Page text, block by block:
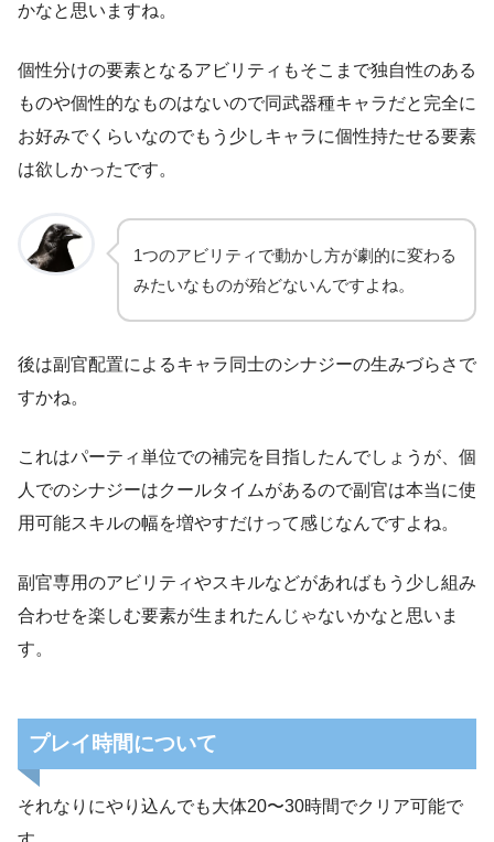
かなと思いますね。
個性分けの要素となるアビリティもそこまで独自性のある
ものや個性的なものはないので同武器種キャラだと完全に
お好みでくらいなのでもう少しキャラに個性持たせる要素
は欲しかったです。
1つのアビリティで動かし方が劇的に変わる
みたいなものが殆どないんですよね。
後は副官配置によるキャラ同士のシナジーの生みづらさで
すかね。
これはパーティ単位での補完を目指したんでしょうが、個
人でのシナジーはクールタイムがあるので副官は本当に使
用可能スキルの幅を増やすだけって感じなんですよね。
副官専用のアビリティやスキルなどがあればもう少し組み
合わせを楽しむ要素が生まれたんじゃないかなと思いま
す。
プレイ時間について
それなりにやり込んでも大体20〜30時間でクリア可能で